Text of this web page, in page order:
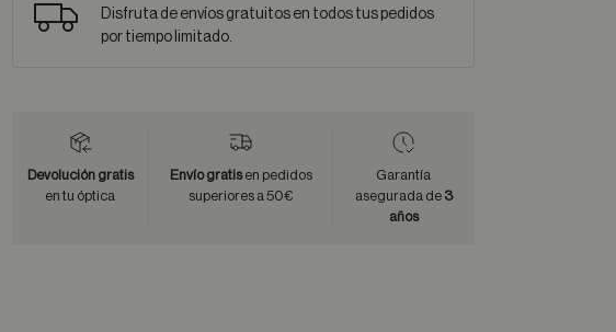
Disfruta de envíos gratuitos en todos tus pedidos
por tiempo limitado.
Devolución gratis
en tu óptica
Envío gratisen pedidos
superiores a 50€
Garantía
asegurada de 3
años